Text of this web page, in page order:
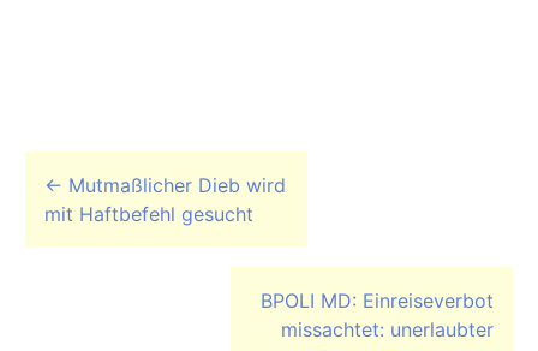
Beitrags-Navigation
← Mutmaßlicher Dieb wird
mit Haftbefehl gesucht
BPOLI MD: Einreiseverbot
missachtet: unerlaubter